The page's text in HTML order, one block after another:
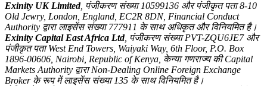
Exinity UK Limited, पंजीकरण संख्या 10599136 और पंजीकृत पता 8-10
Old Jewry, London, England, EC2R 8DN, Financial Conduct
Authority द्वारा लाइसेंस संख्या 777911 के साथ अधिकृत और विनियमित है।
Exinity Capital East Africa Ltd, पंजीकरण संख्या PVT-ZQU6JE7 और
पंजीकृत पता West End Towers, Waiyaki Way, 6th Floor, P.O. Box
1896-00606, Nairobi, Republic of Kenya, केन्या गणराज्य की Capital
Markets Authority द्वारा Non-Dealing Online Foreign Exchange
Broker के रूप में लाइसेंस संख्या 135 के साथ विनियमित है।